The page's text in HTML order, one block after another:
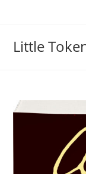
Little